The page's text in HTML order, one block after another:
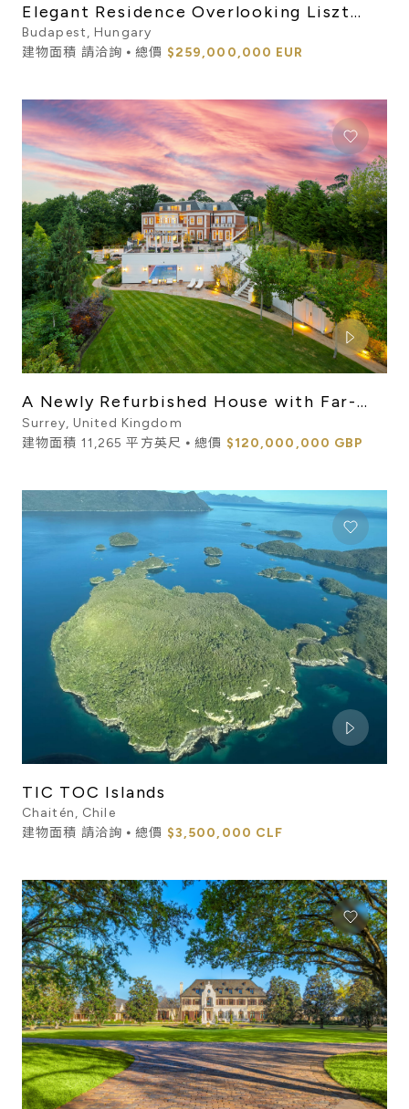
Elegant Residence Overlooking Liszt
Ferenc Square
Budapest, Hungary
建物面積 請洽詢 ⦁ 總價 $259,000,000 EUR
A Newly Refurbished House with Far-
Reaching Views in St Geor...
Surrey, United Kingdom
建物面積 11,265 平方英尺 ⦁ 總價 $120,000,000 GBP
TIC TOC Islands
Chaitén, Chile
建物面積 請洽詢 ⦁ 總價 $3,500,000 CLF